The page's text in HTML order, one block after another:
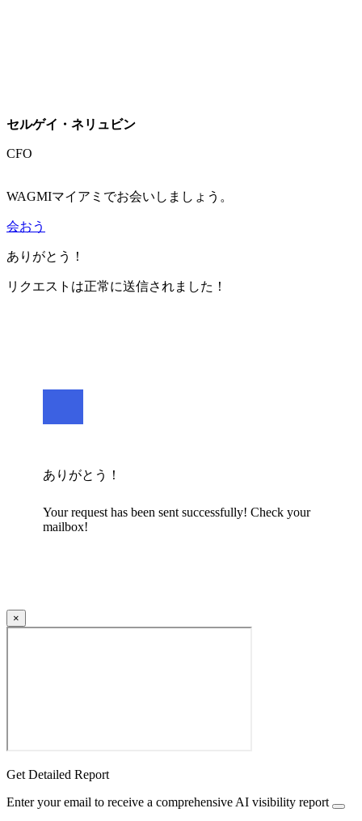
セルゲイ・ネリュビン
CFO
WAGMIマイアミでお会いしましょう。
会おう
ありがとう！
リクエストは正常に送信されました！
ありがとう！
Your request has been sent successfully! Check your
mailbox!
×
Get Detailed Report
Enter your email to receive a comprehensive AI visibility report